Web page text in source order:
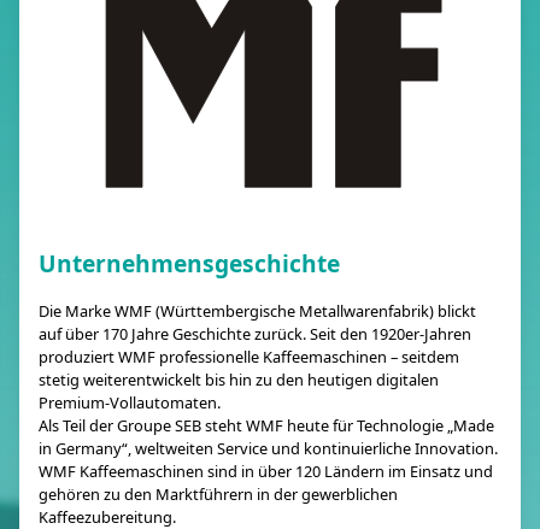
Unternehmensgeschichte
Die Marke WMF (Württembergische Metallwarenfabrik) blickt
auf über 170 Jahre Geschichte zurück. Seit den 1920er-Jahren
produziert WMF professionelle Kaffeemaschinen – seitdem
stetig weiterentwickelt bis hin zu den heutigen digitalen
Premium-Vollautomaten.
Als Teil der Groupe SEB steht WMF heute für Technologie „Made
in Germany“, weltweiten Service und kontinuierliche Innovation.
WMF Kaffeemaschinen sind in über 120 Ländern im Einsatz und
gehören zu den Marktführern in der gewerblichen
Kaffeezubereitung.